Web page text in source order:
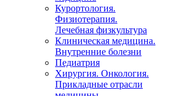
Курортология.
Физиотерапия.
Лечебная физкультура
Клиническая медицина.
Внутренние болезни
Педиатрия
Хирургия. Онкология.
Прикладные отрасли